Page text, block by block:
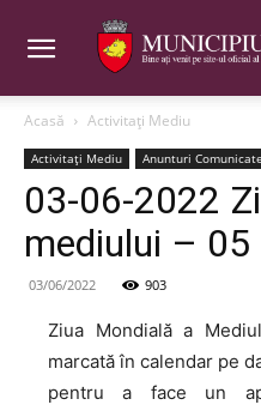
Acasă Activitaţi Mediu
Activitaţi Mediu Anunturi
03-06-2022
mediului – 05
03/06/2022 903
Ziua Mondială a
marcată în calendar pe
pentru a face un